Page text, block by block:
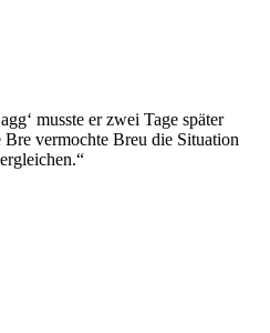
musste er zwei Tage später
vermochte Breu die Situation